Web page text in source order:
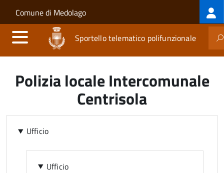
Salta al contenuto principale
Skip to site navigation
Comune di Medolago
Sportello telematico polifunzionale
Polizia locale Intercomunale
Centrisola
Ufficio
Ufficio